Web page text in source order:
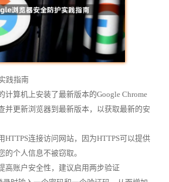
践指南
计算机上安装了最新版本的Google Chrome
并更新浏览器到最新版本，以获取最新的安
HTTPS连接访问网站，因为HTTPS可以提供
个人信息不被窃取。
高账户安全性，建议启用两步验证